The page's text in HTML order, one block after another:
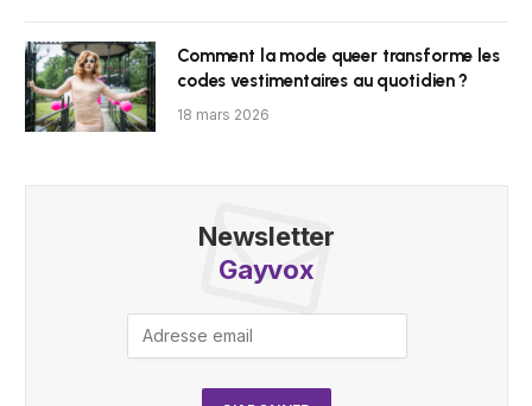
Comment la mode queer transforme les
codes vestimentaires au quotidien ?
18 mars 2026
Newsletter
Gayvox